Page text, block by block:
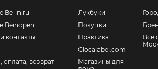
Be-in.ru
Beinopen
контакты
оплата, возврат
Лукбуки
Покупки
Практика
Glocalabel.com
Магазины для
Все